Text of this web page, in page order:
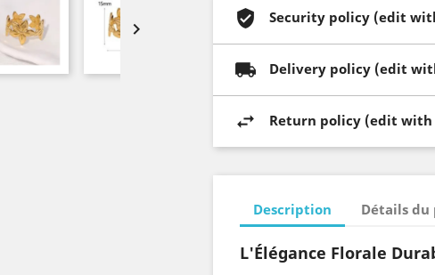

Security policy (edit
Delivery policy (edit
Return policy (edit with
Description Détails
L'Élégance Florale